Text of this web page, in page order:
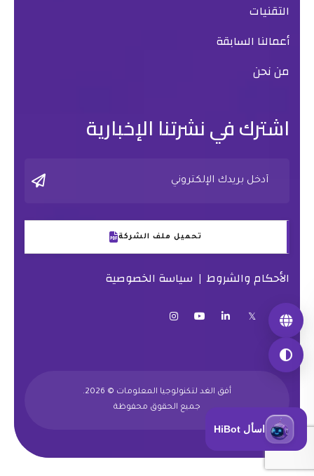
التقنيات
أعمالنا السابقة
من نحن
اشترك في نشرتنا الإخبارية
تحميل ملف الشركة
الأحكام والشروط سياسة الخصوصية
أفق الغد لتكنولوجيا المعلومات © 2026.
جميع الحقوق محفوظة
اسأل HiBot